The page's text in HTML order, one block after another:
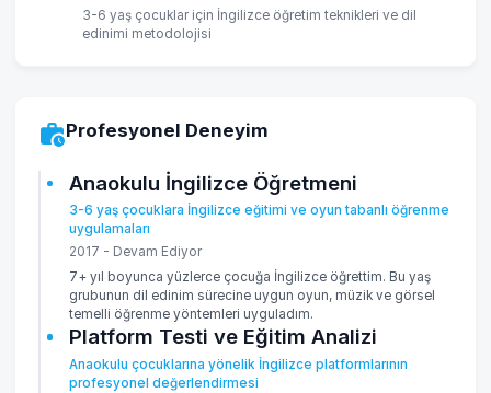
3-6 yaş çocuklar için İngilizce öğretim teknikleri ve dil
edinimi metodolojisi
Profesyonel Deneyim
Anaokulu İngilizce Öğretmeni
3-6 yaş çocuklara İngilizce eğitimi ve oyun tabanlı öğrenme
uygulamaları
2017 - Devam Ediyor
7+ yıl boyunca yüzlerce çocuğa İngilizce öğrettim. Bu yaş
grubunun dil edinim sürecine uygun oyun, müzik ve görsel
temelli öğrenme yöntemleri uyguladım.
Platform Testi ve Eğitim Analizi
Anaokulu çocuklarına yönelik İngilizce platformlarının
profesyonel değerlendirmesi